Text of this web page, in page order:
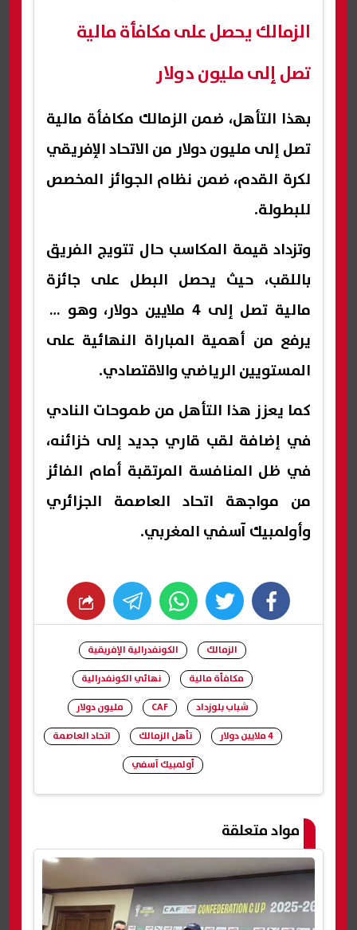
الزمالك يحصل على مكافأة مالية
تصل إلى مليون دولار
بهذا التأهل، ضمن الزمالك مكافأة مالية
تصل إلى مليون دولار من الاتحاد الإفريقي
لكرة القدم، ضمن نظام الجوائز المخصص
للبطولة.
وتزداد قيمة المكاسب حال تتويج الفريق
باللقب، حيث يحصل البطل على جائزة
مالية تصل إلى 4 ملايين دولار، وهو ما
يرفع من أهمية المباراة النهائية على
المستويين الرياضي والاقتصادي.
كما يعزز هذا التأهل من طموحات النادي
في إضافة لقب قاري جديد إلى خزائنه،
في ظل المنافسة المرتقبة أمام الفائز
من مواجهة اتحاد العاصمة الجزائري
وأولمبيك آسفي المغربي.
facebook
twitter
whats
الزمالك
الكونفدرالية الإفريقية
مكافأة مالية
نهائي الكونفدرالية
شباب بلوزداد
CAF
مليون دولار
4 ملايين دولار
تأهل الزمالك
اتحاد العاصمة
أولمبيك آسفي
مواد متعلقة